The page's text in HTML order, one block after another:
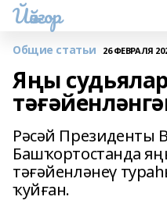
Йәйғор
Общие статьи 26 ФЕВРАЛЯ
Яңы
Рәсәй Президенты
Башҡортостанда
тәғәйенләнеү
ҡуйған.